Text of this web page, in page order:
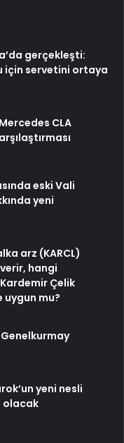
gerçekleşti:
için servetini ortaya
CLA
eski Vali
yeni
arz (KARCL)
hangi
Çelik
uygun mu?
yeni nesli
olacak